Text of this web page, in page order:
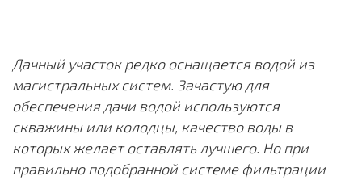
Дачный участок редко оснащается водой из
магистральных систем. Зачастую для
обеспечения дачи водой используются
скважины или колодцы, качество воды в
которых желает оставлять лучшего. Но при
правильно подобранной системе фильтрации